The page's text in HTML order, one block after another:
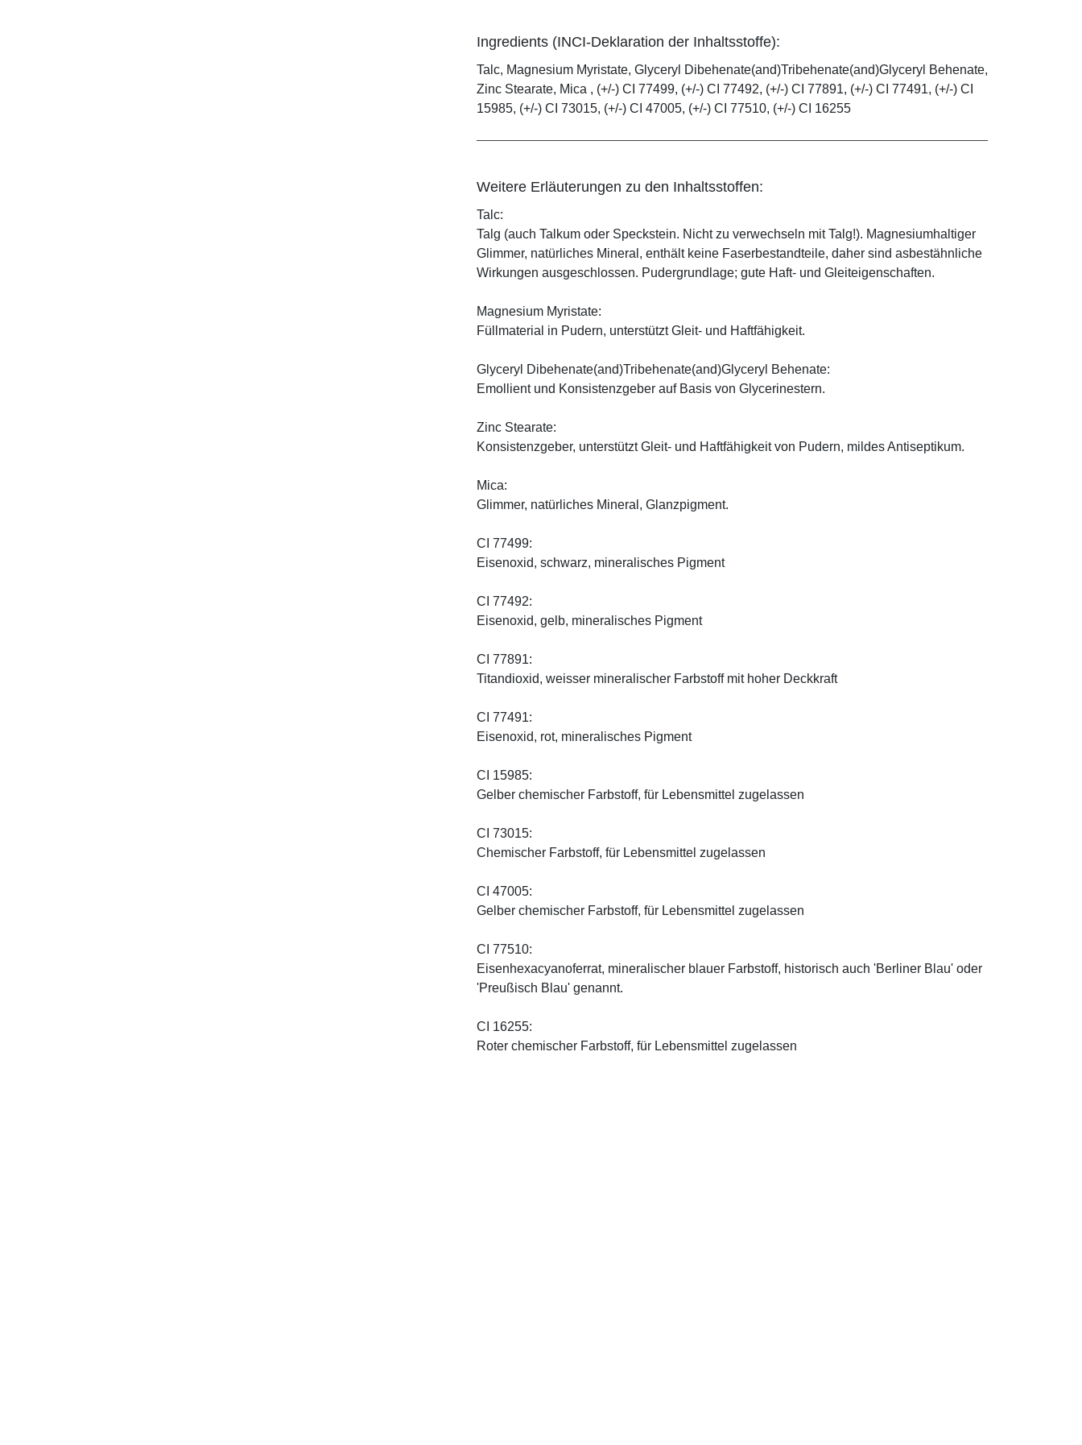
Ingredients (INCI-Deklaration der Inhaltsstoffe):
Talc, Magnesium Myristate, Glyceryl Dibehenate(and)Tribehenate(and)Glyceryl Behenate,
Zinc Stearate, Mica , (+/-) CI 77499, (+/-) CI 77492, (+/-) CI 77891, (+/-) CI 77491, (+/-) CI
15985, (+/-) CI 73015, (+/-) CI 47005, (+/-) CI 77510, (+/-) CI 16255
Weitere Erläuterungen zu den Inhaltsstoffen:
Talc:
Talg (auch Talkum oder Speckstein. Nicht zu verwechseln mit Talg!). Magnesiumhaltiger
Glimmer, natürliches Mineral, enthält keine Faserbestandteile, daher sind asbestähnliche
Wirkungen ausgeschlossen. Pudergrundlage; gute Haft- und Gleiteigenschaften.
Magnesium Myristate:
Füllmaterial in Pudern, unterstützt Gleit- und Haftfähigkeit.
Glyceryl Dibehenate(and)Tribehenate(and)Glyceryl Behenate:
Emollient und Konsistenzgeber auf Basis von Glycerinestern.
Zinc Stearate:
Konsistenzgeber, unterstützt Gleit- und Haftfähigkeit von Pudern, mildes Antiseptikum.
Mica:
Glimmer, natürliches Mineral, Glanzpigment.
CI 77499:
Eisenoxid, schwarz, mineralisches Pigment
CI 77492:
Eisenoxid, gelb, mineralisches Pigment
CI 77891:
Titandioxid, weisser mineralischer Farbstoff mit hoher Deckkraft
CI 77491:
Eisenoxid, rot, mineralisches Pigment
CI 15985:
Gelber chemischer Farbstoff, für Lebensmittel zugelassen
CI 73015:
Chemischer Farbstoff, für Lebensmittel zugelassen
CI 47005:
Gelber chemischer Farbstoff, für Lebensmittel zugelassen
CI 77510:
Eisenhexacyanoferrat, mineralischer blauer Farbstoff, historisch auch 'Berliner Blau' oder
'Preußisch Blau' genannt.
CI 16255:
Roter chemischer Farbstoff, für Lebensmittel zugelassen